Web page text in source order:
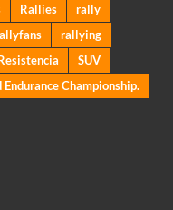
Rallies
rally
rallying
SUV
Championship.